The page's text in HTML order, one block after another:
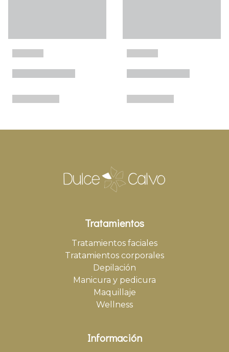
Tratamientos
Tratamientos faciales
Tratamientos corporales
Depilación
Manicura y pedicura
Maquillaje
Wellness
Información